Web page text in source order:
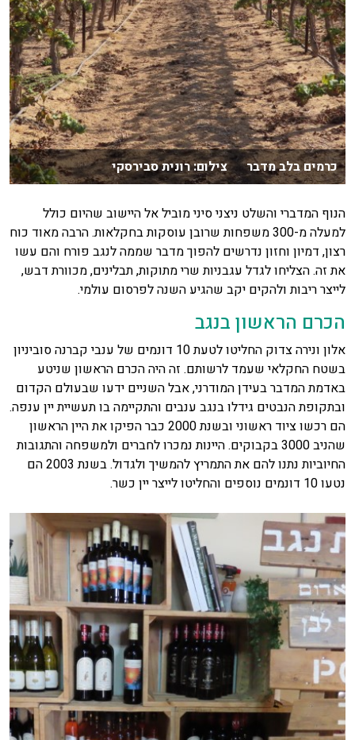
כרמים בלב מדבר צילום: רונית סבירסקי
הנוף המדברי והשלט ניצני סיני מוביל אל היישוב שהיום כולל
למעלה מ-300 משפחות שרובן עוסקות בחקלאות. הרבה מאוד כוח
רצון, דמיון וחזון נדרשים להפוך מדבר שממה לנגב פורח והם עשו
את זה. הצליחו לגדל עגבניות שרי מתוקות, תבלינים, מכוורת דבש,
לייצר ריבות ולהקים יקב שהגיע השנה לפרסום עולמי.
הכרם הראשון בנגב
אלון ונירה צדוק החליטו לטעת 10 דונמים של ענבי קברנה סוביניון
בשטח החקלאי שעמד לרשותם. זה היה הכרם הראשון שניטע
באדמת המדבר בעידן המודרני, אבל השניים ידעו שבעולם הקדום
ובתקופת הנבטים גידלו בנגב ענבים והתקיימה בו תעשיית יין ענפה.
הם רכשו ציוד ראשוני ובשנת 2000 כבר הפיקו את היין הראשון
שהניב 3000 בקבוקים. היינות נמכרו לחברים ולמשפחה והתגובות
החיוביות נתנו להם את התמריץ להמשיך ולגדול. בשנת 2003 הם
נטעו 10 דונמים נוספים והחליטו לייצר יין כשר.